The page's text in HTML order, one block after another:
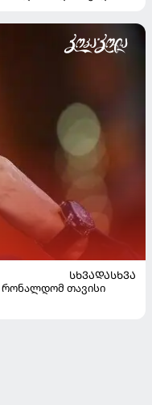
ᲡᲮᲕᲐᲓᲐᲡᲮᲕᲐ
- რონალდომ თავისი